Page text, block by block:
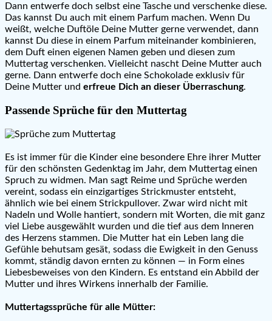
Dann entwerfe doch selbst eine Tasche und verschenke diese.
Das kannst Du auch mit einem Parfum machen. Wenn Du
weißt, welche Duftöle Deine Mutter gerne verwendet, dann
kannst Du diese in einem Parfum miteinander kombinieren,
dem Duft einen eigenen Namen geben und diesen zum
Muttertag verschenken. Vielleicht nascht Deine Mutter auch
gerne. Dann entwerfe doch eine Schokolade exklusiv für
Deine Mutter und erfreue Dich an dieser Überraschung.
Passende Sprüche für den Muttertag
Es ist immer für die Kinder eine besondere Ehre ihrer Mutter
für den schönsten Gedenktag im Jahr, dem Muttertag einen
Spruch zu widmen. Man sagt Reime und Sprüche werden
vereint, sodass ein einzigartiges Strickmuster entsteht,
ähnlich wie bei einem Strickpullover. Zwar wird nicht mit
Nadeln und Wolle hantiert, sondern mit Worten, die mit ganz
viel Liebe ausgewählt wurden und die tief aus dem Inneren
des Herzens stammen. Die Mutter hat ein Leben lang die
Gefühle behutsam gesät, sodass die Ewigkeit in den Genuss
kommt, ständig davon ernten zu können — in Form eines
Liebesbeweises von den Kindern. Es entstand ein Abbild der
Mutter und ihres Wirkens innerhalb der Familie.
Muttertagssprüche für alle Mütter: